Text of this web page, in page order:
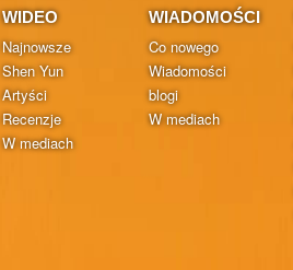
WIDEO
Najnowsze
Shen Yun
Artyści
Recenzje
W mediach
WIADOMOŚCI
Co nowego
Wiadomości
blogi
W mediach